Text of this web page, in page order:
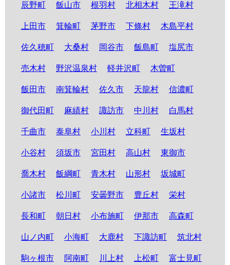
辰野町 飯山市 根羽村 北相木村 王滝村
上田市 箕輪町 茅野市 下條村 木島平村
佐久穂町 大桑村 岡谷市 飯島町 塩尻市
売木村 野沢温泉村 軽井沢町 木曽町
飯田市 南箕輪村 佐久市 天龍村 信濃町
御代田町 麻績村 諏訪市 中川村 白馬村
千曲市 泰阜村 小川村 立科町 生坂村
小谷村 須坂市 宮田村 高山村 東御市
喬木村 飯綱町 青木村 山形村 坂城町
小諸市 松川町 安曇野市 豊丘村 栄村
長和町 朝日村 小布施町 伊那市 高森町
山ノ内町 小海町 大鹿村 下諏訪町 筑北村
駒ヶ根市 阿南町 川上村 上松町 富士見町